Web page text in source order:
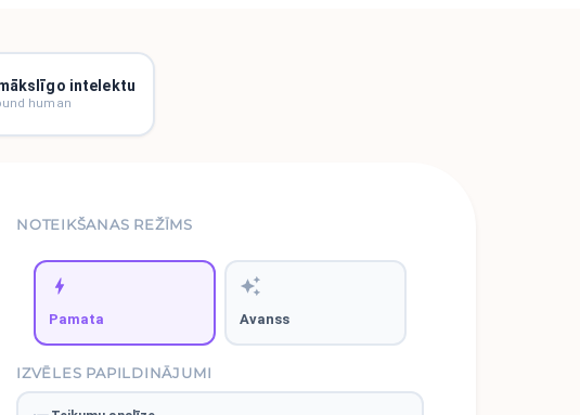
intelektu
human
NOTEIKŠANAS REŽĪMS
Pamata Avanss
IZVĒLES PAPILDINĀJUMI